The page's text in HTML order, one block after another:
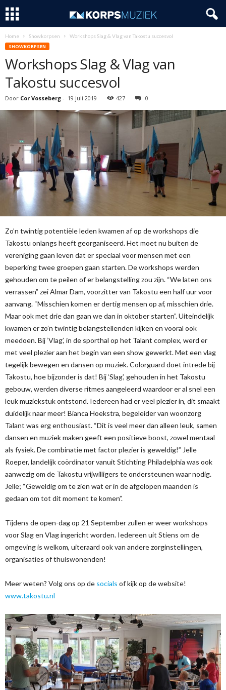
Home Showkorpsen Workshops Slag & Vlag van Takostu succesvol
SHOWKORPSEN
Workshops Slag & Vlag van
Takostu succesvol
Door Cor Vosseberg - 19 juli 2019 427 0
Zo’n twintig potentiële leden kwamen af op de workshops die
Takostu onlangs heeft georganiseerd. Het moet nu buiten de
vereniging gaan leven dat er speciaal voor mensen met een
beperking twee groepen gaan starten. De workshops werden
gehouden om te peilen of er belangstelling zou zijn. “We laten ons
verrassen” zei Almar Dam, voorzitter van Takostu een half uur voor
aanvang. “Misschien komen er dertig mensen op af, misschien drie.
Maar ook met drie dan gaan we dan in oktober starten”. Uiteindelijk
kwamen er zo’n twintig belangstellenden kijken en vooral ook
meedoen. Bij ‘Vlag’, in de sporthal op het Talant complex, werd er
met veel plezier aan het begin van een show gewerkt. Met een vlag
tegelijk bewegen en dansen op muziek. Colorguard doet intrede bij
Takostu, hoe bijzonder is dat! Bij ‘Slag’, gehouden in het Takostu
gebouw, werden diverse ritmes aangeleerd waardoor er al snel een
leuk muziekstuk ontstond. Iedereen had er veel plezier in, dit smaakt
duidelijk naar meer! Bianca Hoekstra, begeleider van woonzorg
Talant was erg enthousiast. “Dit is veel meer dan alleen leuk, samen
dansen en muziek maken geeft een positieve boost, zowel mentaal
als fysiek. De combinatie met factor plezier is geweldig!” Jelle
Roeper, landelijk coördinator vanuit Stichting Philadelphia was ook
aanwezig om de Takostu vrijwilligers te ondersteunen waar nodig.
Jelle; “Geweldig om te zien wat er in de afgelopen maanden is
gedaan om tot dit moment te komen”.
Tijdens de open-dag op 21 September zullen er weer workshops
voor Slag en Vlag ingericht worden. Iedereen uit Stiens om de
omgeving is welkom, uiteraard ook van andere zorginstellingen,
organisaties of thuiswonenden!
Meer weten? Volg ons op de socials of kijk op de website!
www.takostu.nl